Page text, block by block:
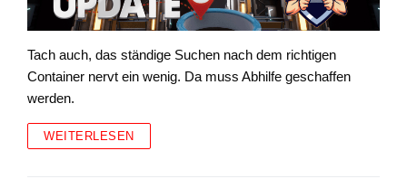
Tach auch, das ständige Suchen nach dem richtigen
Container nervt ein wenig. Da muss Abhilfe geschaffen
werden.
WEITERLESEN